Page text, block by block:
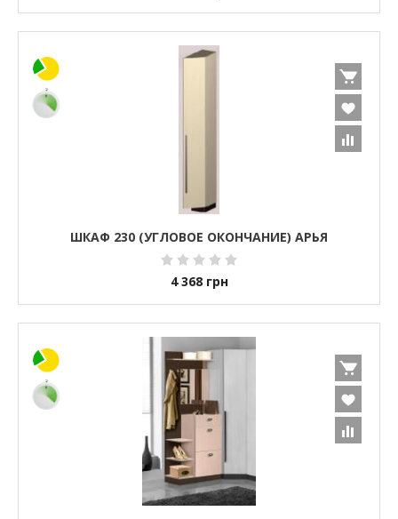
ШКАФ 230 (УГЛОВОЕ ОКОНЧАНИЕ) АРЬЯ
4 368 грн